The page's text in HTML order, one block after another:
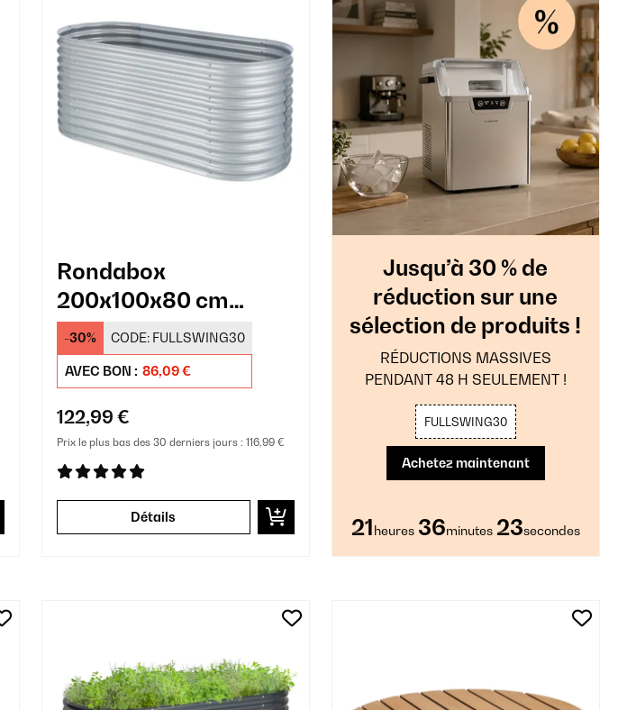
Rondabox
200x100x80 cm
Carré potager Argent
-30% CODE: FULLSWING30
AVEC BON : 86,09 €
122,99 €
Prix le plus bas des 30 derniers jours : 116,99 €
Détails
Jusqu’à 30 % de
réduction sur une
sélection de produits !
RÉDUCTIONS MASSIVES
PENDANT 48 H SEULEMENT !
FULLSWING30
Achetez maintenant
21heures 36minutes 22secondes